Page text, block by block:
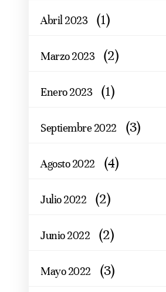
Abril 2023 (1)
Marzo 2023 (2)
Enero 2023 (1)
Septiembre 2022 (3)
Agosto 2022 (4)
Julio 2022 (2)
Junio 2022 (2)
Mayo 2022 (3)